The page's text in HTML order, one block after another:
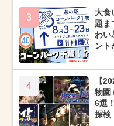
3
大食
題ま
わい
ント
4
【
物園
6選
探検